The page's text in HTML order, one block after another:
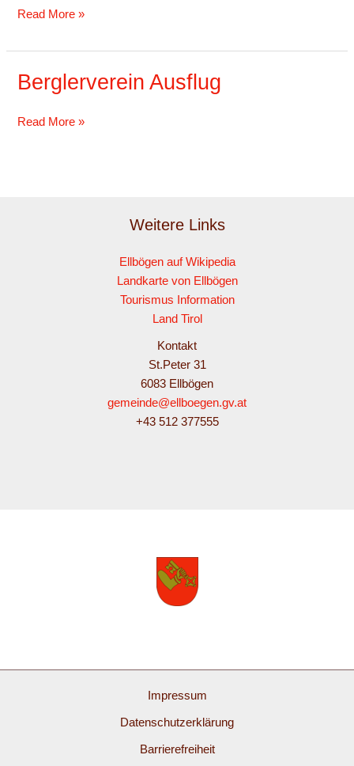
Read More »
Berglerverein Ausflug
Berglerverein
Ausflug
Read More »
Weitere Links
Ellbögen auf Wikipedia
Landkarte von Ellbögen
Tourismus Information
Land Tirol
Kontakt
St.Peter 31
6083 Ellbögen
gemeinde@ellboegen.gv.at
+43 512 377555
Impressum
Datenschutzerklärung
Barrierefreiheit